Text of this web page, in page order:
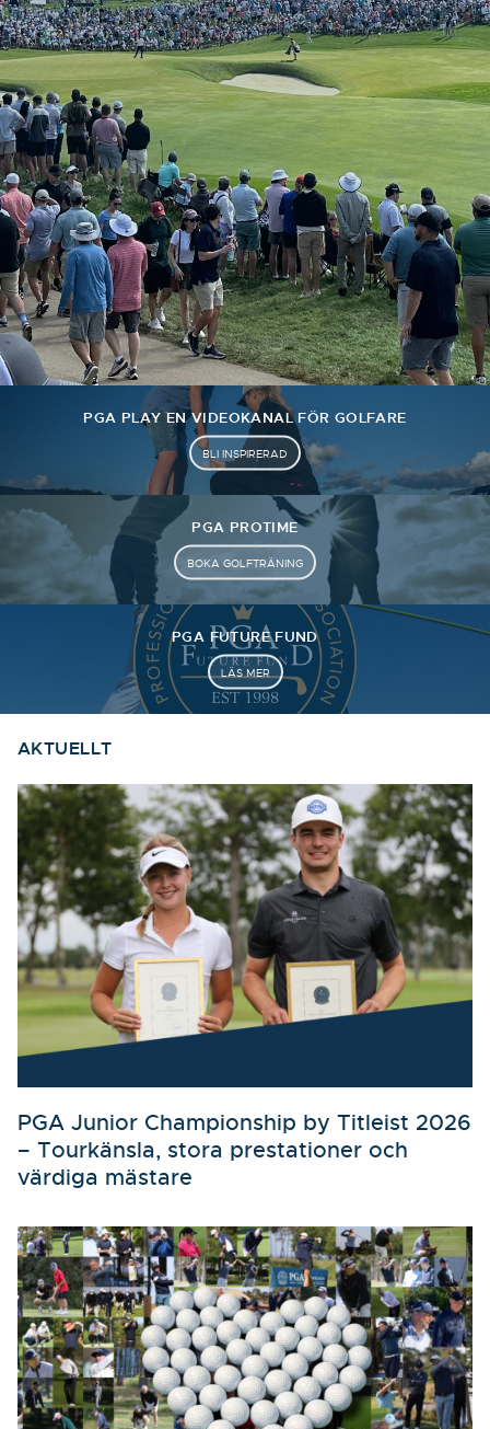
PGA PLAY EN VIDEOKANAL FÖR GOLFARE
BLI INSPIRERAD
PGA PROTIME
BOKA GOLFTRÄNING
PGA FUTURE FUND
LÄS MER
AKTUELLT
PGA Junior Championship by Titleist 2026
– Tourkänsla, stora prestationer och
värdiga mästare